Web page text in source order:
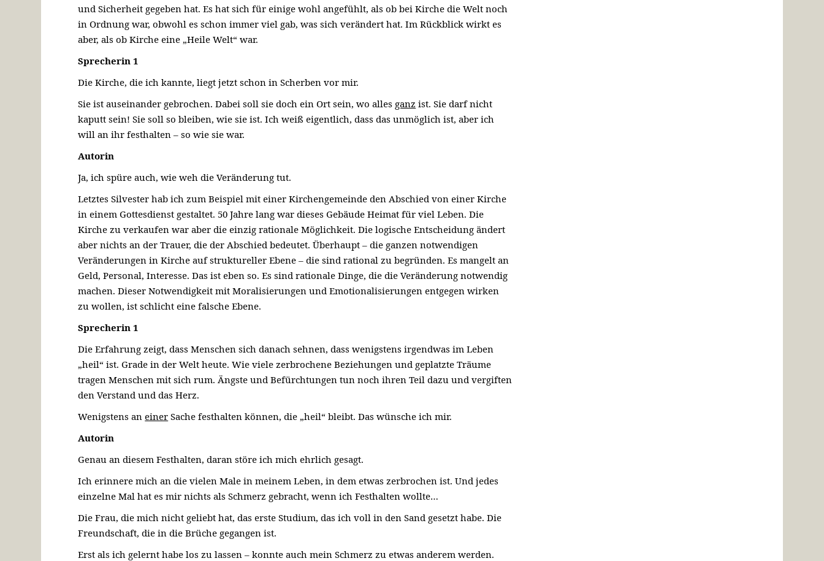
und Sicherheit gegeben hat. Es hat sich für einige wohl angefühlt, als ob bei Kirche die Welt noch
in Ordnung war, obwohl es schon immer viel gab, was sich verändert hat. Im Rückblick wirkt es
aber, als ob Kirche eine „Heile Welt“ war.
Sprecherin 1
Die Kirche, die ich kannte, liegt jetzt schon in Scherben vor mir.
Sie ist auseinander gebrochen. Dabei soll sie doch ein Ort sein, wo alles ganz ist. Sie darf nicht
kaputt sein! Sie soll so bleiben, wie sie ist. Ich weiß eigentlich, dass das unmöglich ist, aber ich
will an ihr festhalten – so wie sie war.
Autorin
Ja, ich spüre auch, wie weh die Veränderung tut.
Letztes Silvester hab ich zum Beispiel mit einer Kirchengemeinde den Abschied von einer Kirche
in einem Gottesdienst gestaltet. 50 Jahre lang war dieses Gebäude Heimat für viel Leben. Die
Kirche zu verkaufen war aber die einzig rationale Möglichkeit. Die logische Entscheidung ändert
aber nichts an der Trauer, die der Abschied bedeutet. Überhaupt – die ganzen notwendigen
Veränderungen in Kirche auf struktureller Ebene – die sind rational zu begründen. Es mangelt an
Geld, Personal, Interesse. Das ist eben so. Es sind rationale Dinge, die die Veränderung notwendig
machen. Dieser Notwendigkeit mit Moralisierungen und Emotionalisierungen entgegen wirken
zu wollen, ist schlicht eine falsche Ebene.
Sprecherin 1
Die Erfahrung zeigt, dass Menschen sich danach sehnen, dass wenigstens irgendwas im Leben
„heil“ ist. Grade in der Welt heute. Wie viele zerbrochene Beziehungen und geplatzte Träume
tragen Menschen mit sich rum. Ängste und Befürchtungen tun noch ihren Teil dazu und vergiften
den Verstand und das Herz.
Wenigstens aneiner Sache festhalten können, die „heil“ bleibt. Das wünsche ich mir.
Autorin
Genau an diesem Festhalten, daran störe ich mich ehrlich gesagt.
Ich erinnere mich an die vielen Male in meinem Leben, in dem etwas zerbrochen ist. Und jedes
einzelne Mal hat es mir nichts als Schmerz gebracht, wenn ich Festhalten wollte…
Die Frau, die mich nicht geliebt hat, das erste Studium, das ich voll in den Sand gesetzt habe. Die
Freundschaft, die in die Brüche gegangen ist.
Erst als ich gelernt habe los zu lassen – konnte auch mein Schmerz zu etwas anderem werden.